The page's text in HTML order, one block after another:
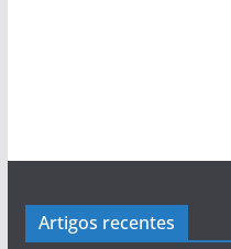
Artigos recentes